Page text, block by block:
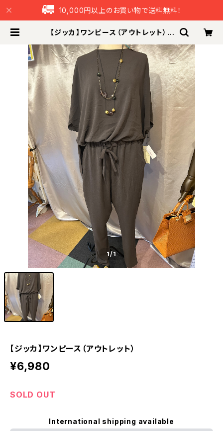
10,000円以上のお買い物で送料無料！
【ジッカ】ワンピース（アウトレット） |
1/1
【ジッカ】ワンピース（アウトレット）
¥6,980
SOLD OUT
International shipping available